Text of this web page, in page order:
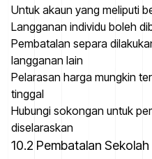
Untuk akaun yang meliputi
Langganan individu boleh
Pembatalan separa
langganan lain
Pelarasan harga mungkin
tinggal
Hubungi sokongan untuk
diselaraskan
10.2 Pembatalan